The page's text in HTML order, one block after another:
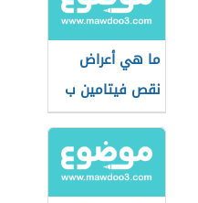
ما هي أعراض
نقص فيتامين ب